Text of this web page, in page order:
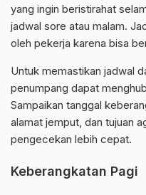
yang ingin beristirahat
jadwal sore atau malam.
oleh pekerja karena bisa
Untuk memastikan jadwal
penumpang dapat
Sampaikan tanggal
alamat jemput, dan tujuan
pengecekan lebih cepat.
Keberangkatan Pagi